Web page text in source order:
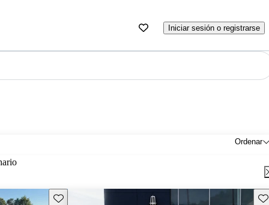
Iniciar sesión o registrarse
Ordenar
Guarda este Aviso